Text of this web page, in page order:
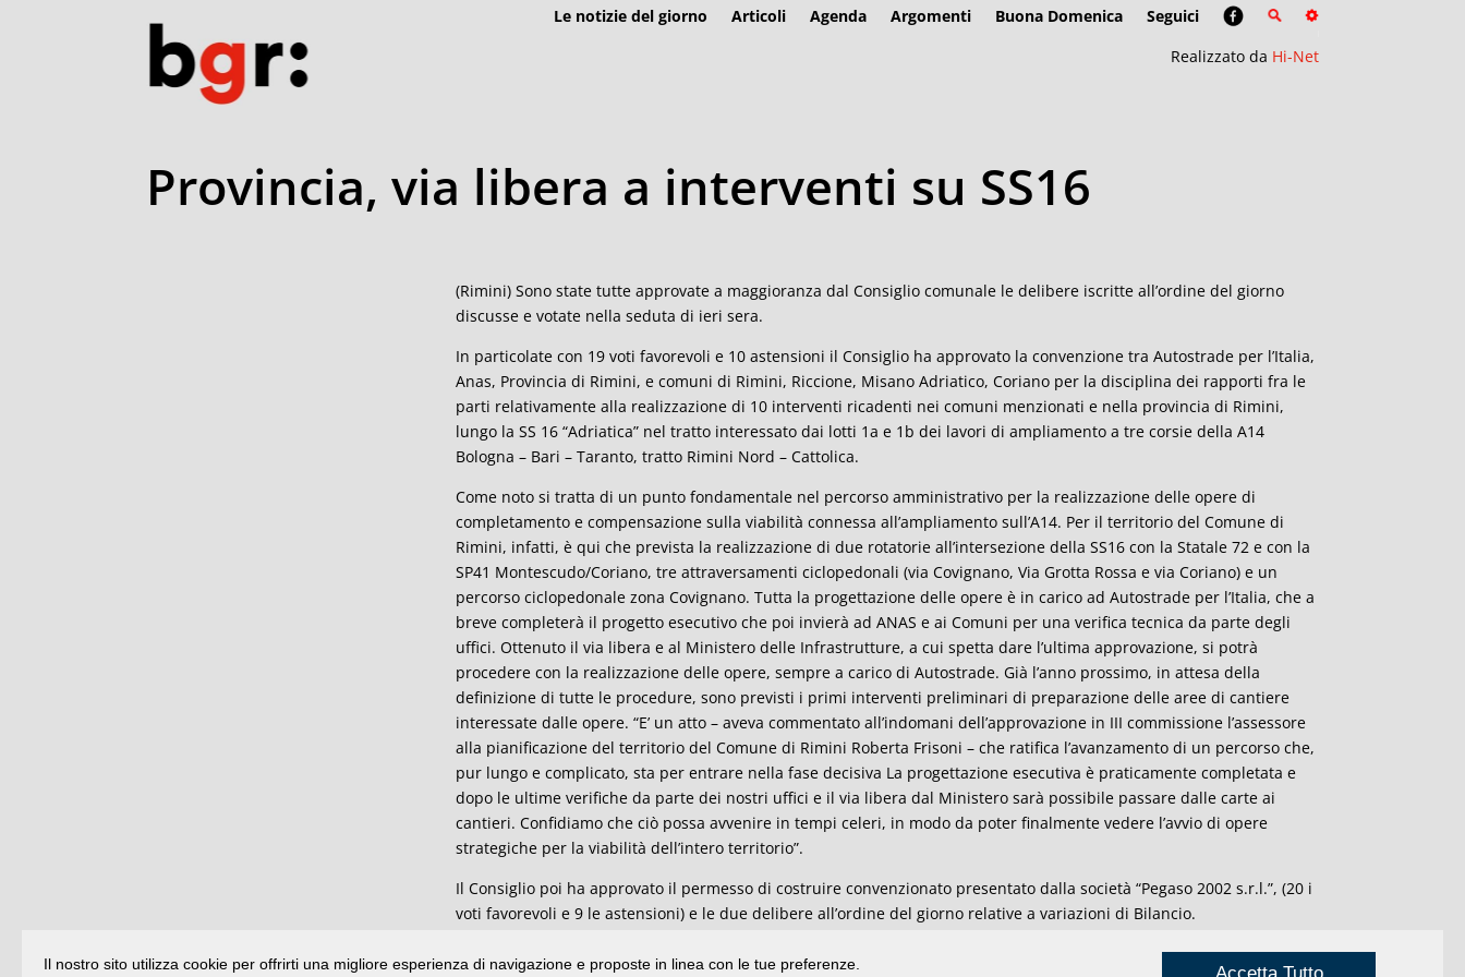
Le notizie del giorno Articoli Agenda Argomenti Buona Domenica
Seguici
Realizzato da Hi-Net
Provincia, via libera a interventi su SS16
(Rimini) Sono state tutte approvate a maggioranza dal Consiglio comunale le delibere iscritte all’ordine del giorno
discusse e votate nella seduta di ieri sera.
In particolate con 19 voti favorevoli e 10 astensioni il Consiglio ha approvato la convenzione tra Autostrade per l’Italia,
Anas, Provincia di Rimini, e comuni di Rimini, Riccione, Misano Adriatico, Coriano per la disciplina dei rapporti fra le
parti relativamente alla realizzazione di 10 interventi ricadenti nei comuni menzionati e nella provincia di Rimini,
lungo la SS 16 “Adriatica” nel tratto interessato dai lotti 1a e 1b dei lavori di ampliamento a tre corsie della A14
Bologna – Bari – Taranto, tratto Rimini Nord – Cattolica.
Come noto si tratta di un punto fondamentale nel percorso amministrativo per la realizzazione delle opere di
completamento e compensazione sulla viabilità connessa all’ampliamento sull’A14. Per il territorio del Comune di
Rimini, infatti, è qui che prevista la realizzazione di due rotatorie all’intersezione della SS16 con la Statale 72 e con la
SP41 Montescudo/Coriano, tre attraversamenti ciclopedonali (via Covignano, Via Grotta Rossa e via Coriano) e un
percorso ciclopedonale zona Covignano. Tutta la progettazione delle opere è in carico ad Autostrade per l’Italia, che a
breve completerà il progetto esecutivo che poi invierà ad ANAS e ai Comuni per una verifica tecnica da parte degli
uffici. Ottenuto il via libera e al Ministero delle Infrastrutture, a cui spetta dare l’ultima approvazione, si potrà
procedere con la realizzazione delle opere, sempre a carico di Autostrade. Già l’anno prossimo, in attesa della
definizione di tutte le procedure, sono previsti i primi interventi preliminari di preparazione delle aree di cantiere
interessate dalle opere. “E’ un atto – aveva commentato all’indomani dell’approvazione in III commissione l’assessore
alla pianificazione del territorio del Comune di Rimini Roberta Frisoni – che ratifica l’avanzamento di un percorso che,
pur lungo e complicato, sta per entrare nella fase decisiva La progettazione esecutiva è praticamente completata e
dopo le ultime verifiche da parte dei nostri uffici e il via libera dal Ministero sarà possibile passare dalle carte ai
cantieri. Confidiamo che ciò possa avvenire in tempi celeri, in modo da poter finalmente vedere l’avvio di opere
strategiche per la viabilità dell’intero territorio”.
Il Consiglio poi ha approvato il permesso di costruire convenzionato presentato dalla società “Pegaso 2002 s.r.l.”, (20 i
voti favorevoli e 9 le astensioni) e le due delibere all’ordine del giorno relative a variazioni di Bilancio.
Respinta invece (18 i no, 6 i sì e una astensione) la mozione presentata dal consigliere comunale Gioenzo Renzi dal
Il nostro sito utilizza cookie per offrirti una migliore esperienza di navigazione e proposte in linea con le tue preferenze.